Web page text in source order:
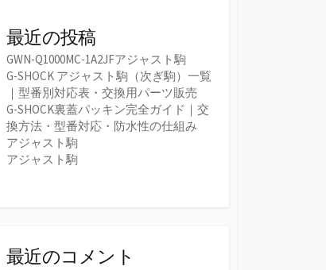
最近の投稿
GWN-Q1000MC-1A2JFアジャスト駒
G-SHOCK アジャスト駒（次ぎ駒）一覧
｜型番別対応表・交換用パーツ販売
G-SHOCK裏蓋パッキン完全ガイド｜交
換方法・型番対応・防水性の仕組み
アジャスト駒
アジャスト駒
最近のコメント